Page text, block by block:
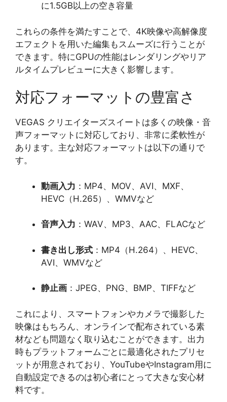
に1.5GB以上の空き容量
これらの条件を満たすことで、4K映像や高解像度
エフェクトを用いた編集もスムーズに行うことが
できます。特にGPUの性能はレンダリングやリア
ルタイムプレビューに大きく影響します。
対応フォーマットの豊富さ
VEGAS クリエイターズスイートは多くの映像・音
声フォーマットに対応しており、非常に柔軟性が
あります。主な対応フォーマットは以下の通りで
す。
動画入力 ：MP4、MOV、AVI、MXF、
HEVC（H.265）、WMVなど
音声入力 ：WAV、MP3、AAC、FLACなど
書き出し形式 ：MP4（H.264）、HEVC、
AVI、WMVなど
静止画 ：JPEG、PNG、BMP、TIFFなど
これにより、スマートフォンやカメラで撮影した
映像はもちろん、オンラインで配布されている素
材なども問題なく取り込むことができます。出力
時もプラットフォームごとに最適化されたプリセ
ットが用意されており、YouTubeやInstagram用に
自動設定できるのは初心者にとって大きな安心材
料です。